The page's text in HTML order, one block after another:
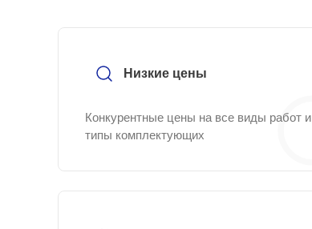
Низкие цены
Конкурентные цены на все виды работ и
типы комплектующих